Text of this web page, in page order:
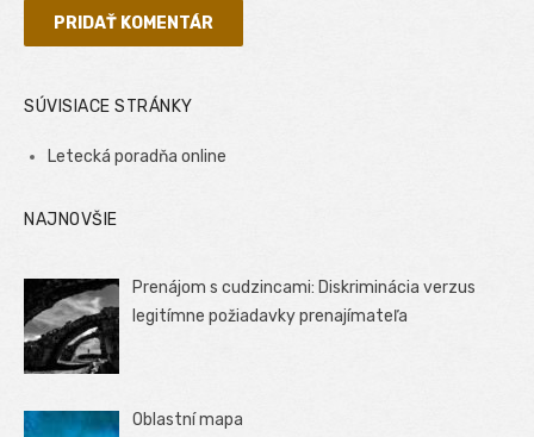
SÚVISIACE STRÁNKY
Letecká poradňa online
NAJNOVŠIE
Prenájom s cudzincami: Diskriminácia verzus
legitímne požiadavky prenajímateľa
Oblastní mapa